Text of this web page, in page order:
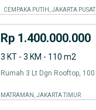
CEMPAKA PUTIH, JAKARTA PUSAT
Rp 1.400.000.000
3 KT - 3 KM - 110 m2
MATRAMAN, JAKARTA TIMUR